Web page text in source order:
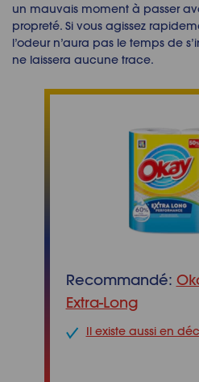
Recommandé:
Extra-Long
Il existe aussi en
un mauvais moment à passer
propreté. Si vous agissez
l’odeur n’aura pas le temps de
ne laissera aucune trace.